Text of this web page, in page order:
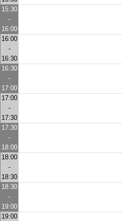
15:30
-
16:00
16:00
-
16:30
16:30
-
17:00
17:00
-
17:30
17:30
-
18:00
18:00
-
18:30
18:30
-
19:00
19:00